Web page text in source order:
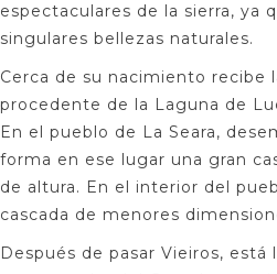
espectaculares de la sierra, ya
singulares bellezas naturales.
Cerca de su nacimiento recibe
procedente de la Laguna de
En el pueblo de La Seara,
forma en ese lugar una gran
de altura. En el interior del
cascada de menores
Después de pasar Vieiros, está